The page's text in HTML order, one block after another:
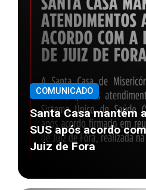
COMUNICADO
Santa Casa mantém
SUS após acordo
Juiz de Fora